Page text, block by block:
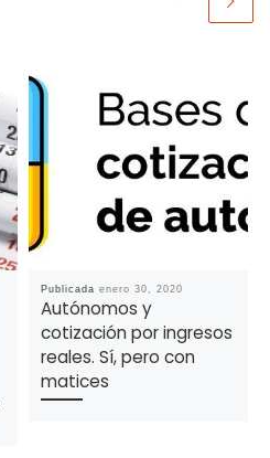
Publicada enero 30, 2020
Autónomos y
cotización por ingresos
reales. Sí, pero con
matices